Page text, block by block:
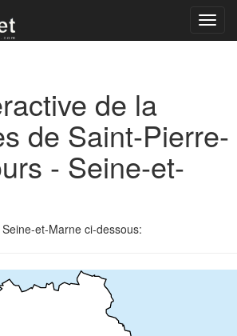
de la
de Saint-Pierre-
- Seine-et-
et-Marne ci-dessous: